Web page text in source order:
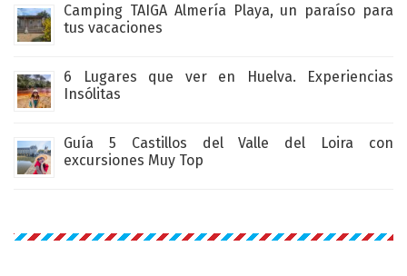
Camping TAIGA Almería Playa, un paraíso para
tus vacaciones
6 Lugares que ver en Huelva. Experiencias
Insólitas
Guía 5 Castillos del Valle del Loira con
excursiones Muy Top